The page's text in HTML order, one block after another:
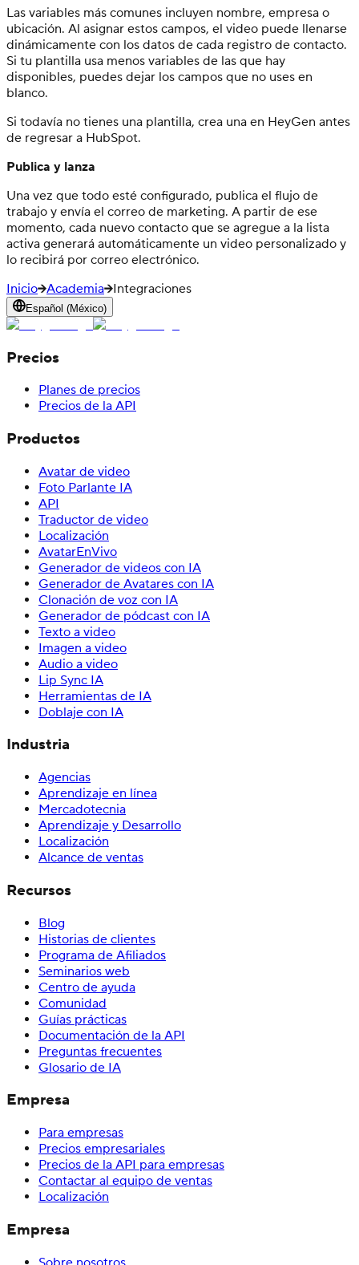
Las variables más comunes incluyen nombre, empresa o
ubicación. Al asignar estos campos, el video puede llenarse
dinámicamente con los datos de cada registro de contacto.
Si tu plantilla usa menos variables de las que hay
disponibles, puedes dejar los campos que no uses en
blanco.
Si todavía no tienes una plantilla, crea una en HeyGen antes
de regresar a HubSpot.
Publica y lanza
Una vez que todo esté configurado, publica el flujo de
trabajo y envía el correo de marketing. A partir de ese
momento, cada nuevo contacto que se agregue a la lista
activa generará automáticamente un video personalizado y
lo recibirá por correo electrónico.
Inicio Academia Integraciones
Español (México)
Precios
Planes de precios
Precios de la API
Productos
Avatar de video
Foto Parlante IA
API
Traductor de video
Localización
AvatarEnVivo
Generador de videos con IA
Generador de Avatares con IA
Clonación de voz con IA
Generador de pódcast con IA
Texto a video
Imagen a video
Audio a video
Lip Sync IA
Herramientas de IA
Doblaje con IA
Industria
Agencias
Aprendizaje en línea
Mercadotecnia
Aprendizaje y Desarrollo
Localización
Alcance de ventas
Recursos
Blog
Historias de clientes
Programa de Afiliados
Seminarios web
Centro de ayuda
Comunidad
Guías prácticas
Documentación de la API
Preguntas frecuentes
Glosario de IA
Empresa
Para empresas
Precios empresariales
Precios de la API para empresas
Contactar al equipo de ventas
Localización
Empresa